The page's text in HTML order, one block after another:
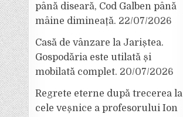
până diseară, Cod Galben până
mâine dimineață. 22/07/2026
Casă de vânzare la Jariștea.
Gospodăria este utilată și
mobilată complet. 20/07/2026
Regrete eterne după trecerea la
cele veșnice a profesorului Ion